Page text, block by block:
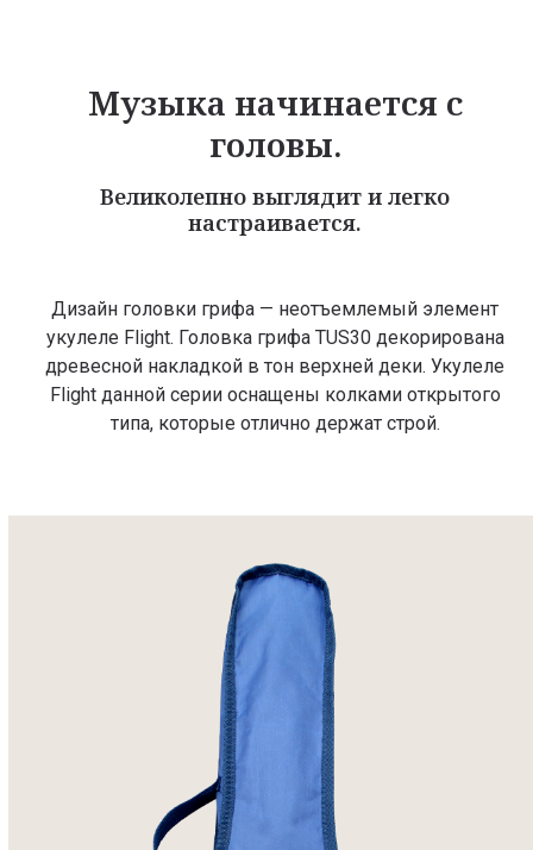
Музыка начинается с
головы.
Великолепно выглядит и легко
настраивается.
Дизайн головки грифа — неотъемлемый элемент
укулеле Flight. Головка грифа TUS30 декорирована
древесной накладкой в тон верхней деки. Укулеле
Flight данной серии оснащены колками открытого
типа, которые отлично держат строй.